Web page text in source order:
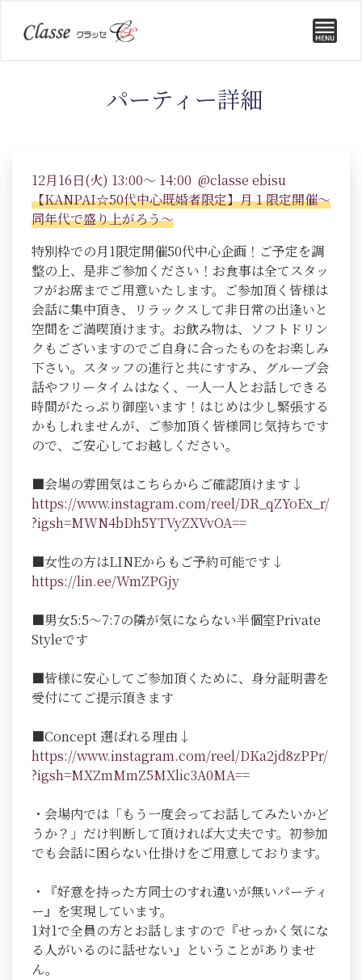
パーティー詳細
12月16日(火) 13:00～ 14:00 @classe ebisu
【KANPAI☆50代中心既婚者限定】月１限定開催～
同年代で盛り上がろう～
特別枠での月1限定開催50代中心企画！ご予定を調
整の上、是非ご参加ください！お食事は全てスタッ
フがお席までご用意いたします。ご参加頂く皆様は
会話に集中頂き、リラックスして非日常の出逢いと
空間をご満喫頂けます。お飲み物は、ソフトドリン
クもございますのでご自身に合ったものをお楽しみ
下さい。スタッフの進行と共にすすみ、グループ会
話やフリータイムはなく、一人一人とお話しできる
時間がたっぷり御座います！はじめは少し緊張する
かもしれませんが、ご参加頂く皆様同じ気持ちです
ので、ご安心してお越しください。
■会場の雰囲気はこちらからご確認頂けます↓
https://www.instagram.com/reel/DR_qZYoEx_r/
?igsh=MWN4bDh5YTVyZXVvOA==
■女性の方はLINEからもご予約可能です↓
https://lin.ee/WmZPGjy
■男女5:5～7:7の隣が気にならない半個室Private
Styleです
■皆様に安心してご参加頂くために、身分証明書を
受付にてご提示頂きます
■Concept 選ばれる理由↓
https://www.instagram.com/reel/DKa2jd8zPPr/
?igsh=MXZmMmZ5MXlic3A0MA==
・会場内では「もう一度会ってお話してみたいかど
うか？」だけ判断して頂ければ大丈夫です。初参加
でも会話に困らない仕掛けをご用意しております。
・『好意を持った方同士のすれ違いが無いパーティ
ー』を実現しています。
1対1で全員の方とお話しますので『せっかく気にな
る人がいるのに話せない』ということがありませ
ん。